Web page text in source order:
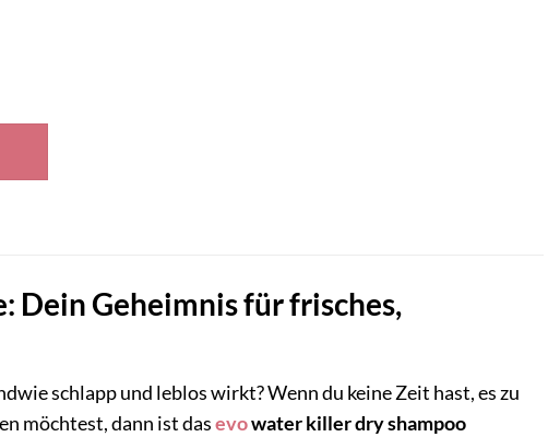
Dein Geheimnis für frisches,
schlapp und leblos wirkt? Wenn du keine Zeit hast, es zu
möchtest, dann ist dasevowater killer dry shampoo